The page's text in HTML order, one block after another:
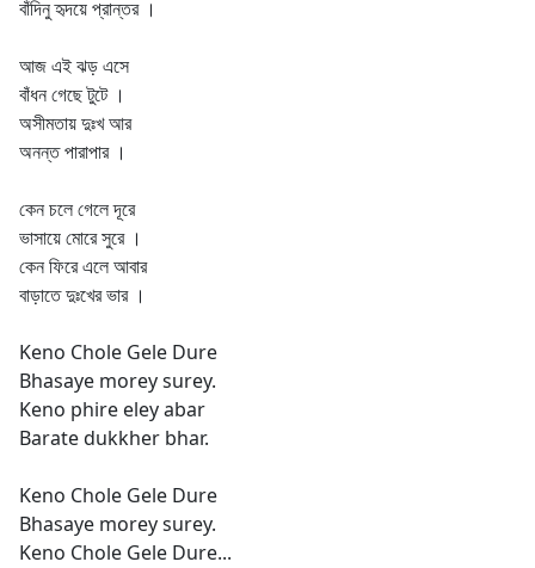
বাঁদিনু হৃদয়ে প্রান্তর ।
আজ এই ঝড় এসে
বাঁধন গেছে টুটে ।
অসীমতায় দুঃখ আর
অনন্ত পারাপার ।
কেন চলে গেলে দূরে
ভাসায়ে মোরে সুরে ।
কেন ফিরে এলে আবার
বাড়াতে দুঃখের ভার ।
Keno Chole Gele Dure
Bhasaye morey surey.
Keno phire eley abar
Barate dukkher bhar.
Keno Chole Gele Dure
Bhasaye morey surey.
Keno Chole Gele Dure...